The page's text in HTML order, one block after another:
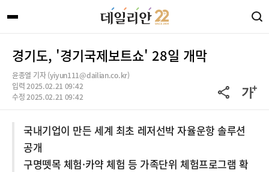
경기도, '경기국제보트쇼' 28일 개막
윤종열 기자 (yiyun111@dailian.co.kr)
입력 2025.02.21 09:42
수정 2025.02.21 09:42
국내기업이 만든 세계 최초 레저선박 자율운항 솔루션
공개
구명뗏목 체험·카약 체험 등 가족단위 체험프로그램 확